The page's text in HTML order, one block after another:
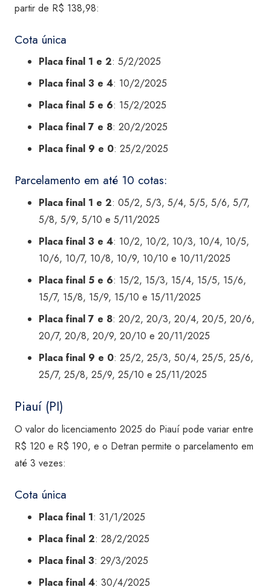
partir de R$ 138,98:
Cota única
Placa final 1 e 2: 5/2/2025
Placa final 3 e 4: 10/2/2025
Placa final 5 e 6: 15/2/2025
Placa final 7 e 8: 20/2/2025
Placa final 9 e 0: 25/2/2025
Parcelamento em até 10 cotas:
Placa final 1 e 2: 05/2, 5/3, 5/4, 5/5, 5/6, 5/7,
5/8, 5/9, 5/10 e 5/11/2025
Placa final 3 e 4: 10/2, 10/2, 10/3, 10/4, 10/5,
10/6, 10/7, 10/8, 10/9, 10/10 e 10/11/2025
Placa final 5 e 6: 15/2, 15/3, 15/4, 15/5, 15/6,
15/7, 15/8, 15/9, 15/10 e 15/11/2025
Placa final 7 e 8: 20/2, 20/3, 20/4, 20/5, 20/6,
20/7, 20/8, 20/9, 20/10 e 20/11/2025
Placa final 9 e 0: 25/2, 25/3, 50/4, 25/5, 25/6,
25/7, 25/8, 25/9, 25/10 e 25/11/2025
Piauí (PI)
O valor do licenciamento 2025 do Piauí pode variar entre
R$ 120 e R$ 190, e o Detran permite o parcelamento em
até 3 vezes:
Cota única
Placa final 1: 31/1/2025
Placa final 2: 28/2/2025
Placa final 3: 29/3/2025
Placa final 4: 30/4/2025